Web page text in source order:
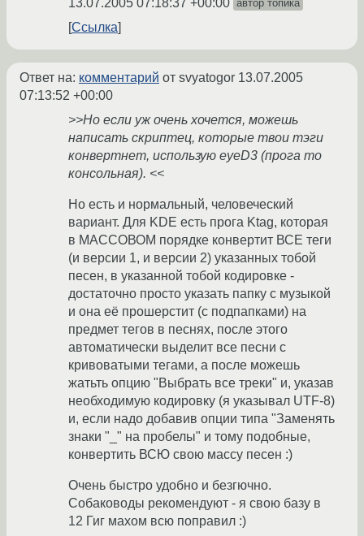
13.07.2005 07:18:37 +00:00 автор топика
Ссылка
Ответ на: комментарий от svyatogor 13.07.2005
07:13:52 +00:00
>>Но если уж очень хочется, можешь
написать скриптец, которые твои тэги
конвертнет, использую eyeD3 (прога то
консольная). <<
Но есть и нормальный, человеческий
вариант. Для KDE есть прога Ktag, которая
в МАССОВОМ порядке конвертит ВСЕ теги
(и версии 1, и версии 2) указанных тобой
песен, в указанной тобой кодировке -
достаточно просто указать папку с музыкой
и она её прошерстит (с подпапками) на
предмет тегов в песнях, после этого
автоматически выделит все песни с
кривоватыми тегами, а после можешь
жатьть опцию "Выбрать все треки" и, указав
необходимую кодировку (я указывал UTF-8)
и, если надо добавив опции типа "Заменять
знаки "_" на пробелы" и тому подобные,
конвертить ВСЮ свою массу песен :)
Очень быстро удобно и безгючно.
Собаководы рекомендуют - я свою базу в
12 Гиг махом всю поправил :)